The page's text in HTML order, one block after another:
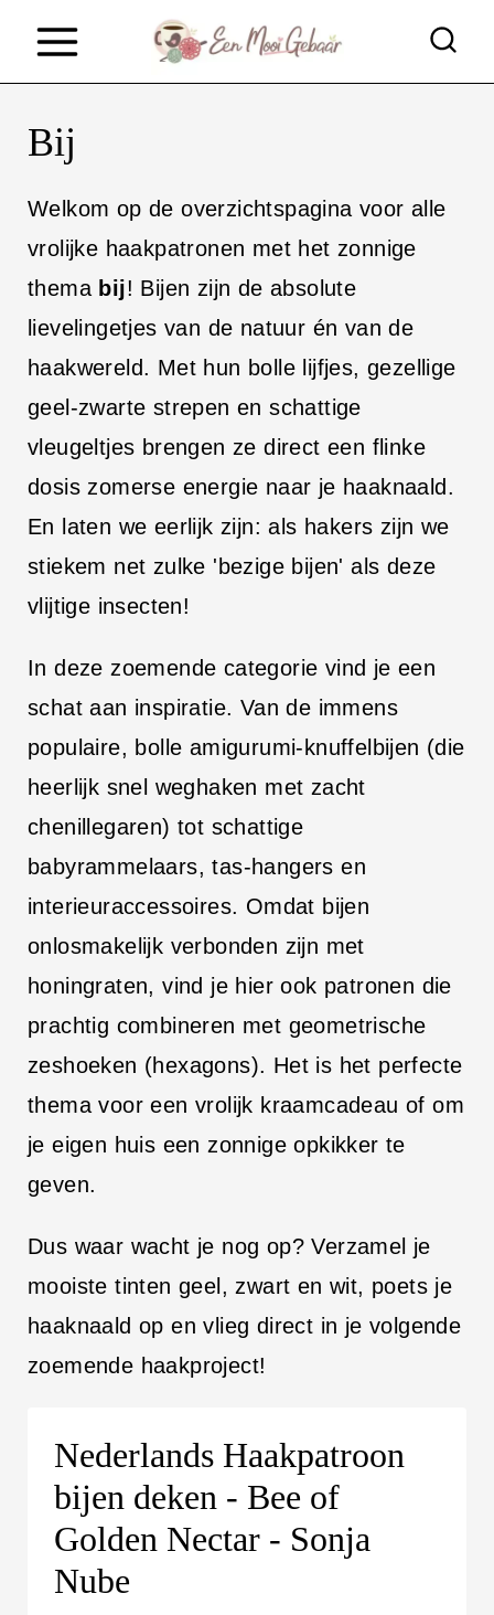
Bij
Welkom op de overzichtspagina voor alle
vrolijke haakpatronen met het zonnige
thema bij! Bijen zijn de absolute
lievelingetjes van de natuur én van de
haakwereld. Met hun bolle lijfjes, gezellige
geel-zwarte strepen en schattige
vleugeltjes brengen ze direct een flinke
dosis zomerse energie naar je haaknaald.
En laten we eerlijk zijn: als hakers zijn we
stiekem net zulke 'bezige bijen' als deze
vlijtige insecten!
In deze zoemende categorie vind je een
schat aan inspiratie. Van de immens
populaire, bolle amigurumi-knuffelbijen (die
heerlijk snel weghaken met zacht
chenillegaren) tot schattige
babyrammelaars, tas-hangers en
interieuraccessoires. Omdat bijen
onlosmakelijk verbonden zijn met
honingraten, vind je hier ook patronen die
prachtig combineren met geometrische
zeshoeken (hexagons). Het is het perfecte
thema voor een vrolijk kraamcadeau of om
je eigen huis een zonnige opkikker te
geven.
Dus waar wacht je nog op? Verzamel je
mooiste tinten geel, zwart en wit, poets je
haaknaald op en vlieg direct in je volgende
zoemende haakproject!
Nederlands Haakpatroon
bijen deken - Bee of
Golden Nectar - Sonja
Nube